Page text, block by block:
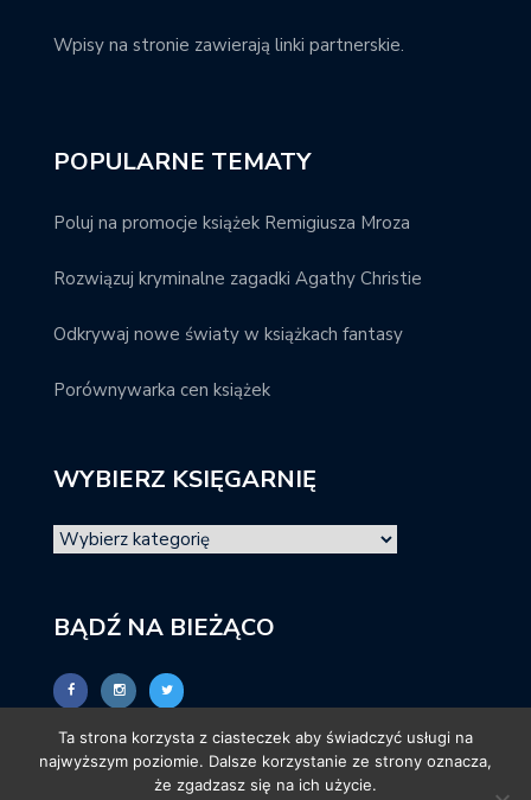
Wpisy na stronie zawierają linki partnerskie.
POPULARNE TEMATY
Poluj na promocje książek Remigiusza Mroza
Rozwiązuj kryminalne zagadki Agathy Christie
Odkrywaj nowe światy w książkach fantasy
Porównywarka cen książek
WYBIERZ KSIĘGARNIĘ
BĄDŹ NA BIEŻĄCO
Ta strona korzysta z ciasteczek aby świadczyć usługi na
najwyższym poziomie. Dalsze korzystanie ze strony oznacza,
że zgadzasz się na ich użycie.